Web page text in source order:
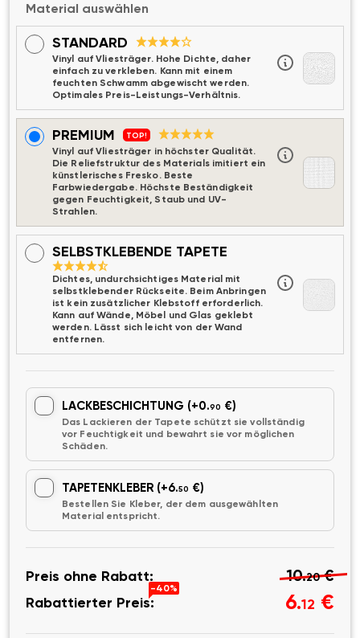
Material auswählen
STANDARD
Vinyl auf Vliesträger. Hohe Dichte, daher
einfach zu verkleben. Kann mit einem
feuchten Schwamm abgewischt werden.
Optimales Preis-Leistungs-Verhältnis.
PREMIUM TOP!
Vinyl auf Vliesträger in höchster Qualität.
Die Reliefstruktur des Materials imitiert ein
künstlerisches Fresko. Beste
Farbwiedergabe. Höchste Beständigkeit
gegen Feuchtigkeit, Staub und UV-
Strahlen.
SELBSTKLEBENDE TAPETE
Dichtes, undurchsichtiges Material mit
selbstklebender Rückseite. Beim Anbringen
ist kein zusätzlicher Klebstoff erforderlich.
Kann auf Wände, Möbel und Glas geklebt
werden. Lässt sich leicht von der Wand
entfernen.
LACKBESCHICHTUNG (+0.90 €)
Das Lackieren der Tapete schützt sie vollständig
vor Feuchtigkeit und bewahrt sie vor möglichen
Schäden.
TAPETENKLEBER (+6.50 €)
Bestellen Sie Kleber, der dem ausgewählten
Material entspricht.
Preis ohne Rabatt: 10.20€
Rabattierter Preis:
-40%
6.12 €